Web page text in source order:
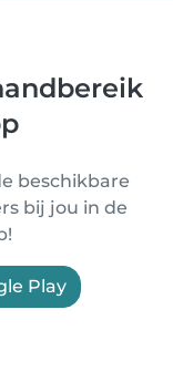
beschikbare
bij jou in de
Play